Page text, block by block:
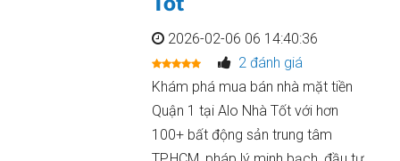
Tốt
2026-02-06 06 14:40:36
2 đánh giá
Khám phá mua bán nhà mặt tiền
Quận 1 tại Alo Nhà Tốt với hơn
100+ bất động sản trung tâm